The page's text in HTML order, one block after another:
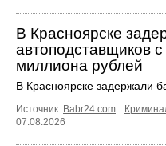
В Красноярске
автоподставщиков
миллиона рублей
В Красноярске задержали
Источник: Babr24.com
07.08.2026